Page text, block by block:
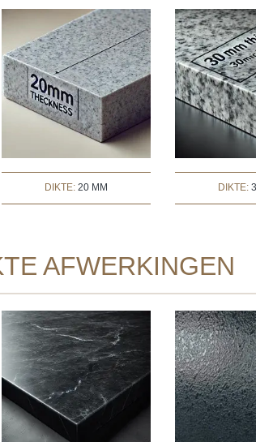
DIKTE: 20 MM DIKTE:
AFWERKINGEN